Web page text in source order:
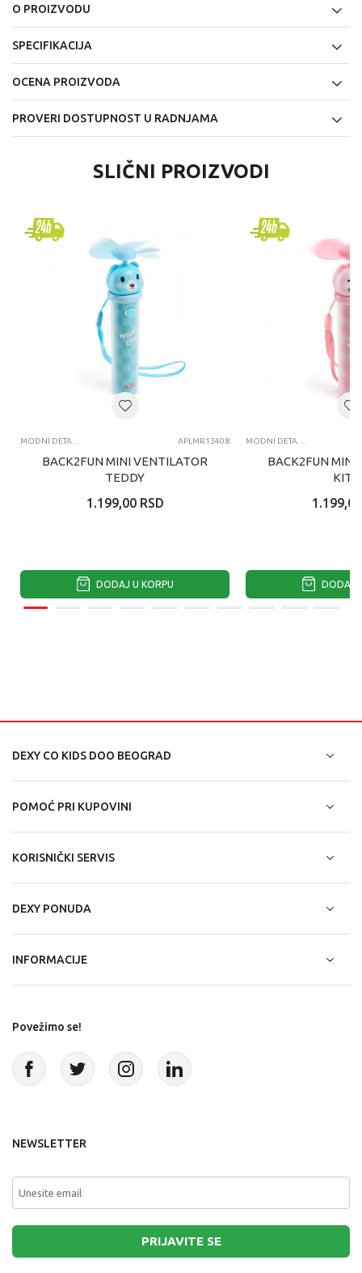
O PROIZVODU
SPECIFIKACIJA
OCENA PROIZVODA
PROVERI DOSTUPNOST U RADNJAMA
SLIČNI PROIZVODI
MODNI DETALJI APLMR13408
BACK2FUN MINI VENTILATOR
TEDDY
1.199,00 RSD
DODAJ U KORPU
MODNI DETALJI
BACK2FUN MINI
1.199,00
DODAJ
DEXY CO KIDS DOO BEOGRAD
POMOĆ PRI KUPOVINI
KORISNIČKI SERVIS
DEXY PONUDA
INFORMACIJE
Povežimo se!
NEWSLETTER
PRIJAVITE SE